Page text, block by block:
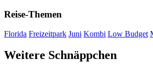
Reise-Themen
Florida Freizeitpark Juni Kombi Low Budget
Weitere Schnäppchen